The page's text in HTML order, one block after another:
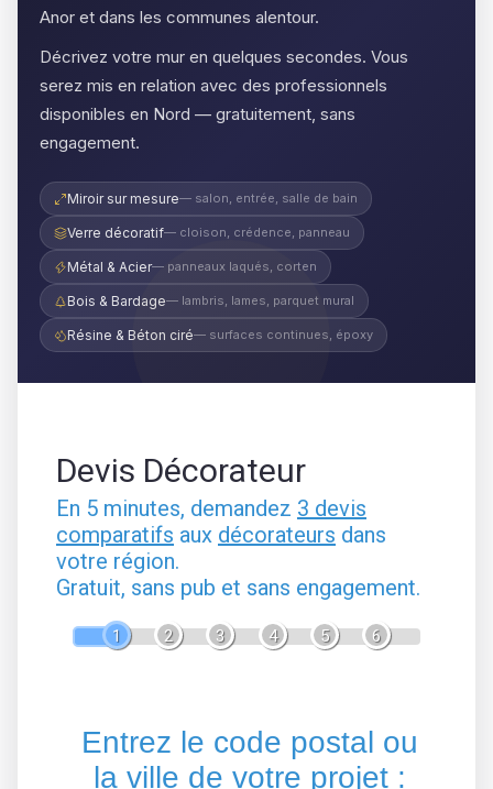
Anor et dans les communes alentour.
Décrivez votre mur en quelques secondes. Vous
serez mis en relation avec des professionnels
disponibles en Nord — gratuitement, sans
engagement.
Miroir sur mesure— salon, entrée, salle de bain
Verre décoratif— cloison, crédence, panneau
Métal & Acier— panneaux laqués, corten
Bois & Bardage— lambris, lames, parquet mural
Résine & Béton ciré— surfaces continues, époxy
Devis Décorateur
En 5 minutes, demandez 3 devis
comparatifs aux décorateurs dans
votre région.
Gratuit, sans pub et sans engagement.
1 2 3 4 5 6
Entrez le code postal ou
la ville de votre projet :